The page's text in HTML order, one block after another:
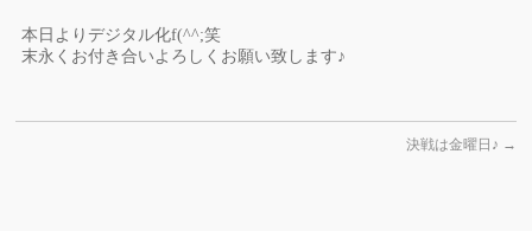
本日よりデジタル化f(^^;笑
末永くお付き合いよろしくお願い致します♪
決戦は金曜日♪ →